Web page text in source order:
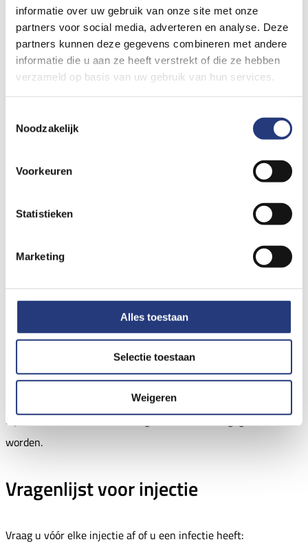
informatie over uw gebruik van onze site met onze
partners voor social media, adverteren en analyse. Deze
partners kunnen deze gegevens combineren met andere
informatie die u aan ze heeft verstrekt of die ze hebben
verzameld op basis van uw gebruik van hun services.
Noodzakelijk
Voorkeuren
Statistieken
Marketing
Alles toestaan
Selectie toestaan
Weigeren
Geïnfecteerde wondjes
Open been (ulcus cruris)
Koortslip
Koorts
(Buik)griep
Hoesten, bronchitis, longontsteking
Keelpijn, verkoudheid
Voorhoofdsholteontsteking
Blaasontsteking
Bij een lichte verkoudheid mag Golimumab wel gegeven
worden.
Vragenlijst voor injectie
Vraag u vóór elke injectie af of u een infectie heeft: